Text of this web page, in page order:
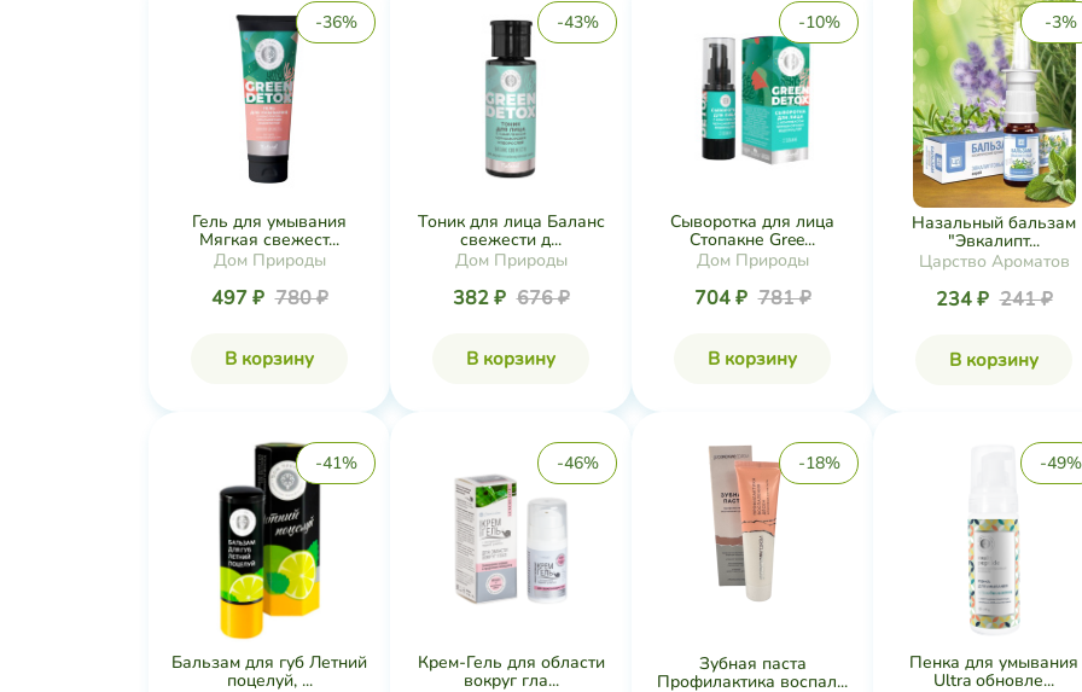
-36%
Гель для умывания
Мягкая свежест...
Дом Природы
497 ₽ 780 ₽
В корзину
-43%
Тоник для лица Баланс
свежести д...
Дом Природы
382 ₽ 676 ₽
В корзину
-10%
Сыворотка для лица
Стопакне Gree...
Дом Природы
704 ₽ 781 ₽
В корзину
-3%
Назальный бальзам
"Эвкалипт...
Царство Ароматов
234 ₽ 241 ₽
В корзину
-41%
Бальзам для губ Летний
поцелуй, ...
-46%
Крем-Гель для области
вокруг гла...
-18%
Зубная паста
Профилактика воспал...
-49%
Пенка для умывания
Ultra обновле...